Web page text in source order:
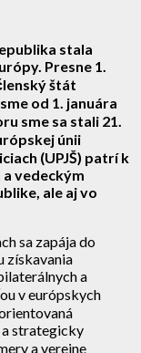
stala
Presne 1.
štát
od 1. januára
sme sa stali 21.
únii
(UPJŠ) patrí k
vedeckým
ale aj vo
sa zapája do
získavania
a
v európskych
strategicky
a verejne